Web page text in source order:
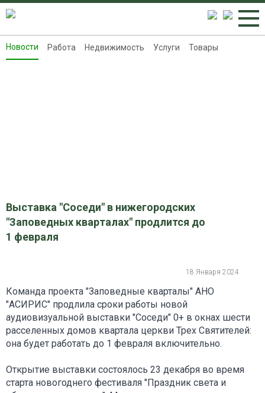
Новости
Новости Работа Недвижимость Услуги Товары
Выставка "Соседи" в нижегородских
"Заповедных кварталах" продлится до
1 февраля
18 Января 2024
Команда проекта "Заповедные кварталы" АНО
"АСИРИС" продлила сроки работы новой
аудиовизуальной выставки "Соседи" 0+ в окнах шести
расселенных домов квартала церкви Трех Святителей:
она будет работать до 1 февраля включительно.
Открытие выставки состоялось 23 декабря во время
старта новогоднего фестиваля "Праздник света и